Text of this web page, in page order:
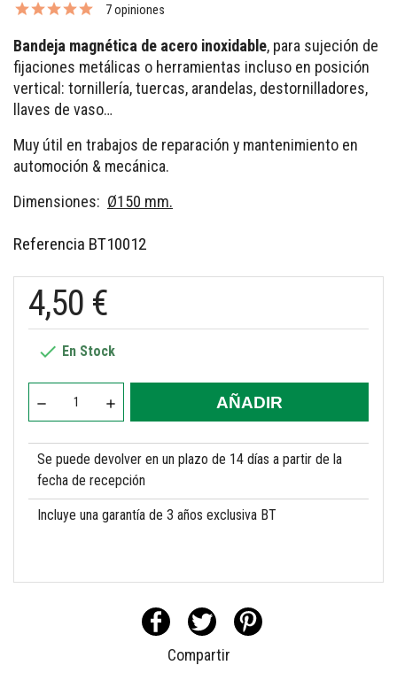
7 opiniones
Bandeja magnética de acero inoxidable, para sujeción de
fijaciones metálicas o herramientas incluso en posición
vertical: tornillería, tuercas, arandelas, destornilladores,
llaves de vaso…
Muy útil en trabajos de reparación y mantenimiento en
automoción & mecánica.
Dimensiones: Ø150 mm.
Referencia BT10012
4,50 €
 En Stock
AÑADIR
Se puede devolver en un plazo de 14 días a partir de la
fecha de recepción
Incluye una garantía de 3 años exclusiva BT
Compartir